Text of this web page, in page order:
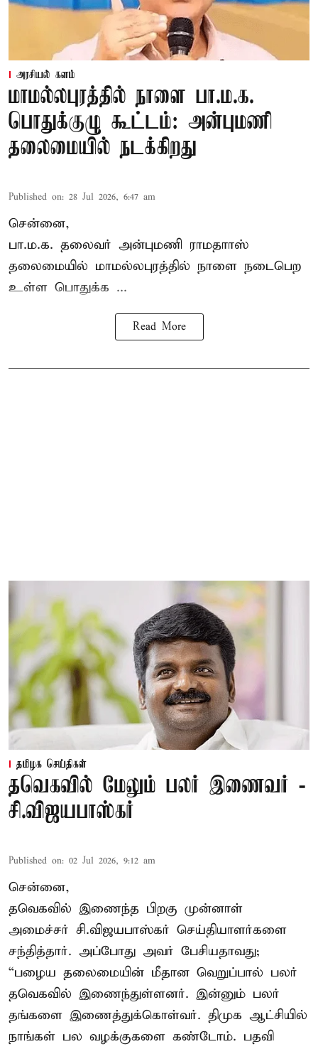
அரசியல் களம்
மாமல்லபுரத்தில் நாளை பா.ம.க.
பொதுக்குழு கூட்டம்: அன்புமணி
தலைமையில் நடக்கிறது
Published on: 28 Jul 2026, 6:47 am
சென்னை,
பா.ம.க. தலைவர் அன்புமணி ராமதாாஸ்
தலைமையில் மாமல்லபுரத்தில் நாளை நடைபெற
உள்ள பொதுக்க ...
Read More
தமிழக செய்திகள்
தவெகவில் மேலும் பலர் இணைவர் -
சி.விஜயபாஸ்கர்
Published on: 02 Jul 2026, 9:12 am
சென்னை,
தவெகவில் இணைந்த பிறகு முன்னாள்
அமைச்சர் சி.விஜயபாஸ்கர் செய்தியாளர்களை
சந்தித்தார். அப்போது அவர் பேசியதாவது;
“பழைய தலைமையின் மீதான வெறுப்பால் பலர்
தவெகவில் இணைந்துள்ளனர். இன்னும் பலர்
தங்களை இணைத்துக்கொள்வர். திமுக ஆட்சியில்
நாங்கள் பல வழக்குகளை கண்டோம். பதவி